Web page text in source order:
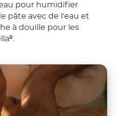
pour humidifier
pâte avec de l'eau et
à douille pour les
®